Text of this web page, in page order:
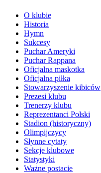
O klubie
Historia
Hymn
Sukcesy
Puchar Ameryki
Puchar Rappana
Oficjalna maskotka
Oficjalna piłka
Stowarzyszenie kibiców
Prezesi klubu
Trenerzy klubu
Reprezentanci Polski
Stadion (historyczny)
Olimpijczycy
Słynne cytaty
Sekcje klubowe
Statystyki
Ważne postacie